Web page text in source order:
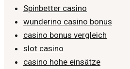
Spinbetter casino
wunderino casino bonus
casino bonus vergleich
slot casino
casino hohe einsätze